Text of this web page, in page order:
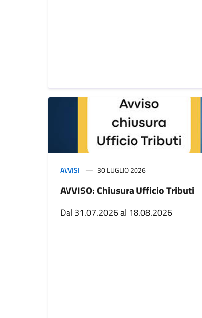
AVVISI 30 LUGLIO 2026
AVVISO: Chiusura Ufficio Tributi
Dal 31.07.2026 al 18.08.2026